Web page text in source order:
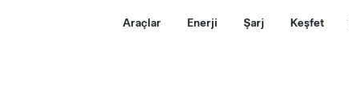
Araçlar Enerji Şarj Keşfet